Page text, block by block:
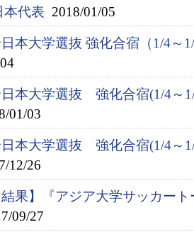
本代表 2018/01/05
本大学選抜 強化合宿（1/4～
本大学選抜 強化合宿(1/4～
01/03
本大学選抜 強化合宿(1/4～
12/26
結果】『アジア大学サッカー
09/27